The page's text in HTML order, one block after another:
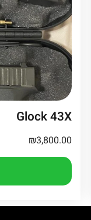
Glock 43X
₪3,800.00